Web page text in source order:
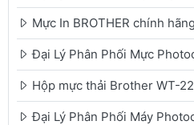
Mực In BROTHER chính hãng
Đại Lý Phân Phối Mực
Hộp mực thải Brother WT-
Đại Lý Phân Phối Máy